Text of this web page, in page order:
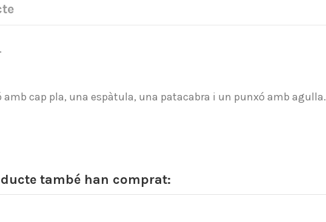
cap pla, una espàtula, una patacabra i un punxó amb agulla.
també han comprat: